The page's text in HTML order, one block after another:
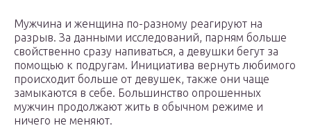
Мужчина и женщина по-разному реагируют на
разрыв. За данными исследований, парням больше
свойственно сразу напиваться, а девушки бегут за
помощью к подругам. Инициатива вернуть любимого
происходит больше от девушек, также они чаще
замыкаются в себе. Большинство опрошенных
мужчин продолжают жить в обычном режиме и
ничего не меняют.